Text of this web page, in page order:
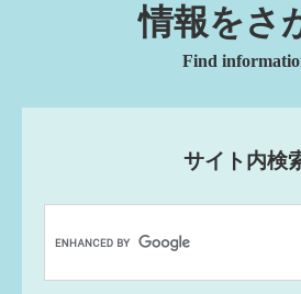
情報をさ
Find
サイト内検
g